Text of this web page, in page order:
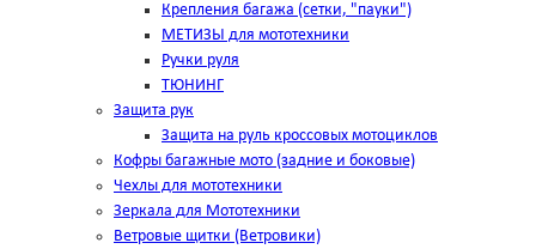
Крепления багажа (сетки, "пауки")
МЕТИЗЫ для мототехники
Ручки руля
ТЮНИНГ
Защита рук
Защита на руль кроссовых мотоциклов
Кофры багажные мото (задние и боковые)
Чехлы для мототехники
Зеркала для Мототехники
Ветровые щитки (Ветровики)